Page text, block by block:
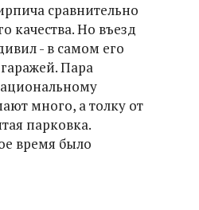
сравнительно
качества. Но въезд
- в самом его
Пара
много, а толку от
парковка.
время было